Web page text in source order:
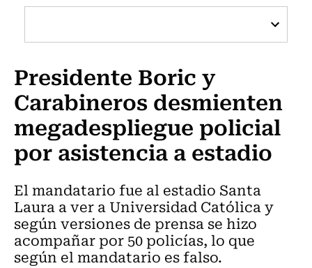
Cultura
Programas Radio y TV Usach
Presidente Boric y
Carabineros desmienten
megadespliegue policial
por asistencia a estadio
El mandatario fue al estadio Santa
Laura a ver a Universidad Católica y
según versiones de prensa se hizo
acompañar por 50 policías, lo que
según el mandatario es falso.